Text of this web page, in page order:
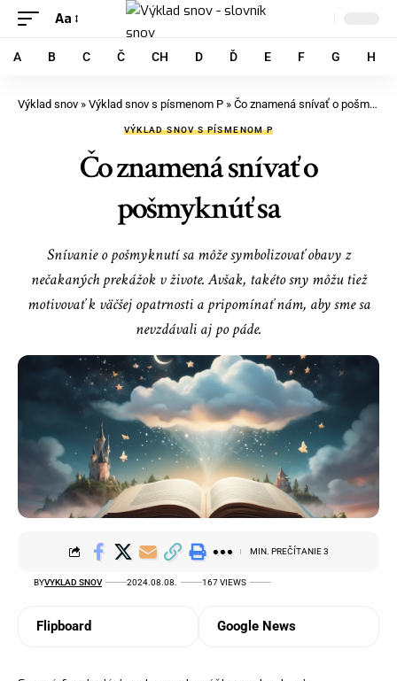
Aa
A B C Č CH D Ď E F G H
Výklad snov » Výklad snov s písmenom P » Čo znamená snívať o pošmyknúť sa
VÝKLAD SNOV S PÍSMENOM P
Čo znamená snívať o
pošmyknúť sa
Snívanie o pošmyknutí sa môže symbolizovať obavy z
nečakaných prekážok v živote. Avšak, takéto sny môžu tiež
motivovať k väčšej opatrnosti a pripomínať nám, aby sme sa
nevzdávali aj po páde.
BYVYKLAD SNOV 2024.08.08. 167 VIEWS
MIN. PREČÍTANIE 3
Flipboard Google News